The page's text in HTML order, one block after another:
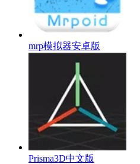
mrp模拟器安卓版
Prisma3D中文版